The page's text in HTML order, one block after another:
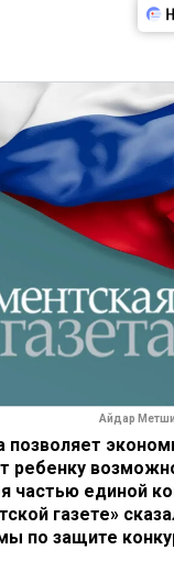
Айдар
ребенку
частью единой
газете»
по защите